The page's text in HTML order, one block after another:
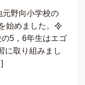
野向小学校の
始めました。令
5，6年生はエゴ
に取り組みまし